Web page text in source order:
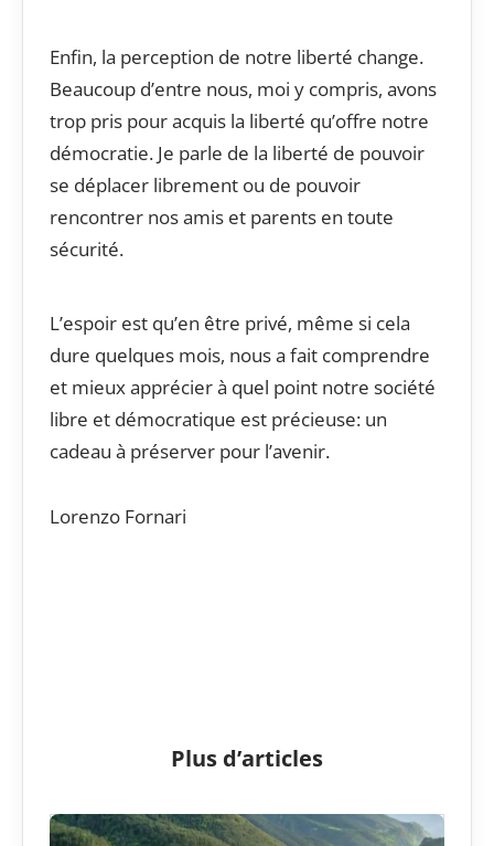
Enfin, la perception de notre liberté change.
Beaucoup d’entre nous, moi y compris, avons
trop pris pour acquis la liberté qu’offre notre
démocratie. Je parle de la liberté de pouvoir
se déplacer librement ou de pouvoir
rencontrer nos amis et parents en toute
sécurité.
L’espoir est qu’en être privé, même si cela
dure quelques mois, nous a fait comprendre
et mieux apprécier à quel point notre société
libre et démocratique est précieuse: un
cadeau à préserver pour l’avenir.
Lorenzo Fornari
Plus d’articles